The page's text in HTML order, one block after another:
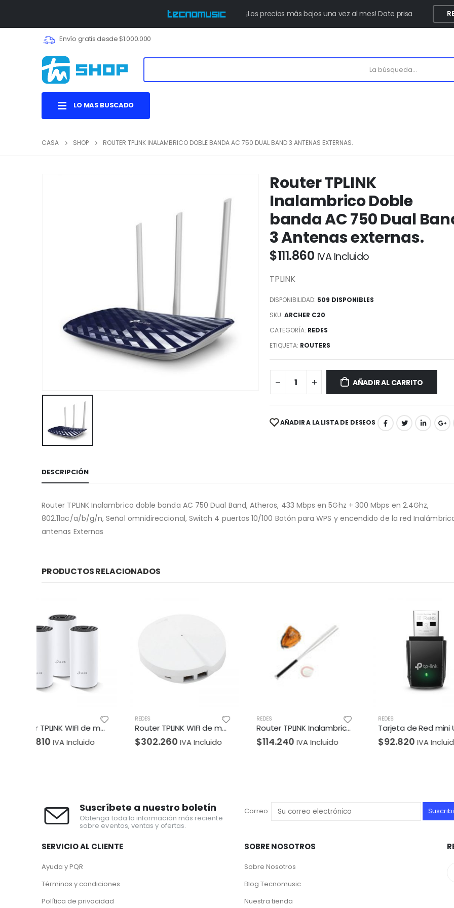
¡Los precios más bajos una vez al mes! Date prisa
Envío gratis desde $1.000.000
LO MAS BUSCADO
CASA SHOP ROUTER TPLINK INALAMBRICO DOBLE BANDA AC 750 DUAL BAND 3 ANTENAS EXTERNAS.
Router TPLINK
Inalambrico Doble
banda AC 750 Dual
3 Antenas externas.
$111.860 IVA Incluido
TPLINK
DISPONIBILIDAD: 509 DISPONIBLES
SKU: ARCHER C20
CATEGORÍA: REDES
ETIQUETA: ROUTERS
AÑADIR AL CARRITO
AÑADIR A LA LISTA DE DESEOS
DESCRIPCIÓN
Router TPLINK Inalambrico doble banda AC 750 Dual Band, Atheros, 433 Mbps en 5Ghz + 300 Mbps en 2.4Ghz,
802.11ac/a/b/g/n, Señal omnidireccional, Switch 4 puertos 10/100 Botón para WPS y encendido de la red
antenas Externas
PRODUCTOS RELACIONADOS
Router TPLINK WIFI de malla Doble banda AC1300 Gigabit Pack por 1 Unidad
$302.260 IVA Incluido
Router TPLINK Inalambrico doble banda AC 1200 Dual Band 4 Antenas externas.
$114.240 IVA Incluido
Tarjeta de Red mini USB TPLINK – Inalambrica Doble Banda AC1300
$92.820 IVA Incluido $
Suscríbete a nuestro boletín
Obtenga toda la información más reciente
sobre eventos, ventas y ofertas.
Correo:
SERVICIO AL CLIENTE
Ayuda y PQR
Términos y condiciones
Política de privacidad
SOBRE NOSOTROS
Sobre Nosotros
Blog Tecnomusic
Nuestra tienda